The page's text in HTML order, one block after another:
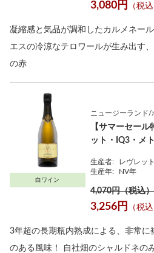
3,080円 （税込
凝縮感と気品が調和したカルメネー
エスの冷涼なテロワールが生み出す
の赤
白ワイン
ニュージーランド/
【サマーセー
ット・IQ3・メ
生産者:
レヴレット
生産年:
NV年
4,070円（税込）
3,256円 （税込
3年超の長期瓶内熟成による、非常に
のある風味！ 自社畑のシャルドネの